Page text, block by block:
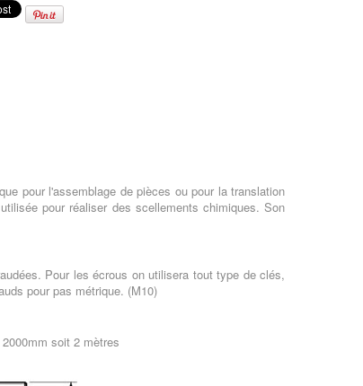
pour l'assemblage de pièces ou pour la translation
pour réaliser des scellements chimiques. Son
Pour les écrous on utilisera tout type de clés,
pour pas métrique. (M10)
soit 2 mètres